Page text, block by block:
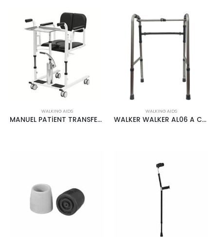
WALKING AIDS
MANUEL PATİENT TRANSFER CHAİR, STEEL FRAME
WALKING AIDS
WALKER WALKER AL06 A CASE